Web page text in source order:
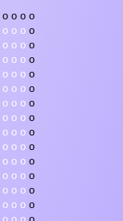
o o o o
o o o o
o o o o
o o o o
o o o o
o o o o
o o o o
o o o o
o o o o
o o o o
o o o o
o o o o
o o o o
o o o o